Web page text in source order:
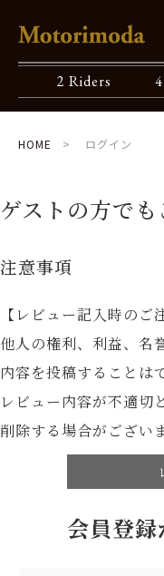
2 Riders
HOME ログイン
ゲストの方でも
注意事項
【レビュー記入時のご
他人の権利、利益、名
内容を投稿することは
レビュー内容が不適切
削除する場合がございま
会員登